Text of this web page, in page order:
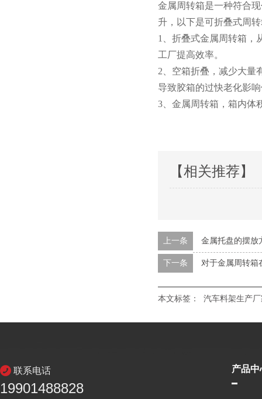
金属周转箱是一种符合现
升，以下是可折叠式周
1、折叠式金属周转箱
工厂提高效率。
2、空箱折叠，减少大
导致胶箱的过快老化影响使
3、金属周转箱，箱内
【相关推荐】
上一条 金属托盘的摆放
下一条 对于金属周转箱
本文标签： 汽车料架生产
联系电话
19901488828
产品中